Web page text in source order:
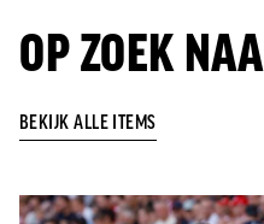
OP ZOEK
BEKIJK ALLE ITEMS